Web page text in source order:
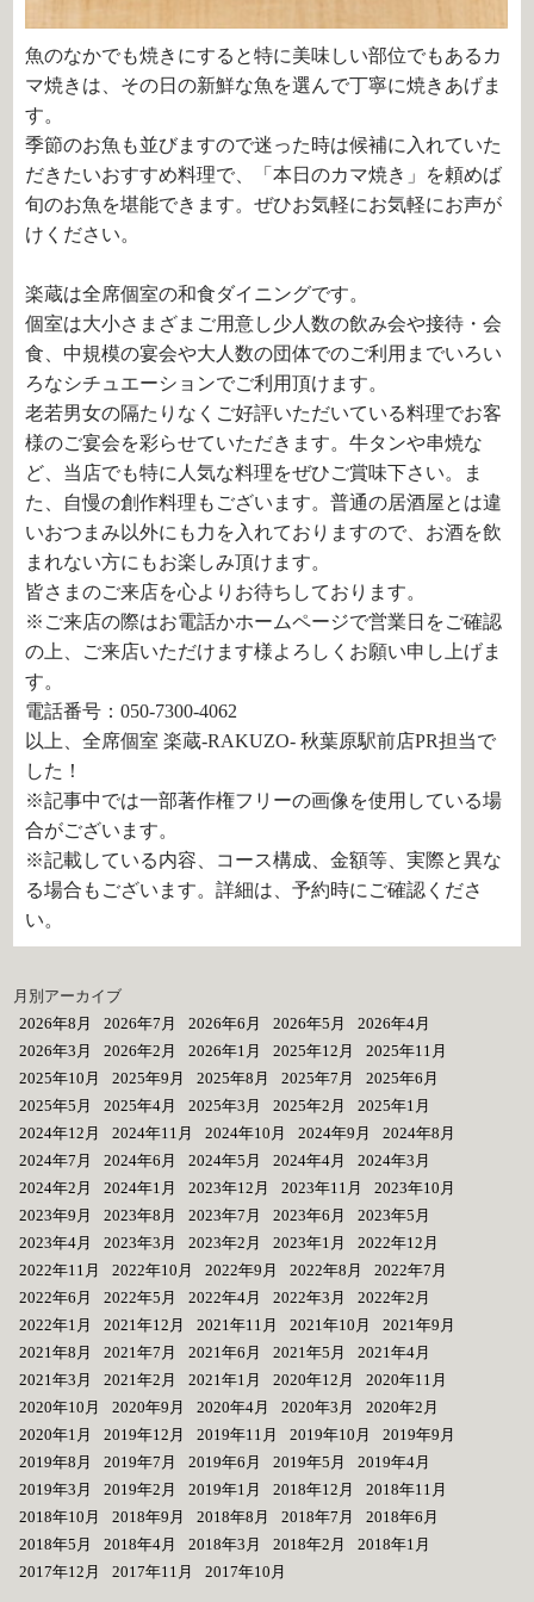
魚のなかでも焼きにすると特に美味しい部位でもあるカ
マ焼きは、その日の新鮮な魚を選んで丁寧に焼きあげま
す。
季節のお魚も並びますので迷った時は候補に入れていた
だきたいおすすめ料理で、「本日のカマ焼き」を頼めば
旬のお魚を堪能できます。ぜひお気軽にお気軽にお声が
けください。
楽蔵は全席個室の和食ダイニングです。
個室は大小さまざまご用意し少人数の飲み会や接待・会
食、中規模の宴会や大人数の団体でのご利用までいろい
ろなシチュエーションでご利用頂けます。
老若男女の隔たりなくご好評いただいている料理でお客
様のご宴会を彩らせていただきます。牛タンや串焼な
ど、当店でも特に人気な料理をぜひご賞味下さい。ま
た、自慢の創作料理もございます。普通の居酒屋とは違
いおつまみ以外にも力を入れておりますので、お酒を飲
まれない方にもお楽しみ頂けます。
皆さまのご来店を心よりお待ちしております。
※ご来店の際はお電話かホームページで営業日をご確認
の上、ご来店いただけます様よろしくお願い申し上げま
す。
電話番号：050-7300-4062
以上、全席個室 楽蔵‐RAKUZO‐ 秋葉原駅前店PR担当で
した！
※記事中では一部著作権フリーの画像を使用している場
合がございます。
※記載している内容、コース構成、金額等、実際と異な
る場合もございます。詳細は、予約時にご確認くださ
い。
月別アーカイブ
2026年8月
2026年7月 2026年6月 2026年5月
2026年4月
2026年3月
2026年2月 2026年1月 2025年12月
2025年11月
2025年10月
2025年9月 2025年8月 2025年7月
2025年6月
2025年5月
2025年4月 2025年3月 2025年2月
2025年1月
2024年12月
2024年11月 2024年10月 2024年9月
2024年8月
2024年7月
2024年6月 2024年5月 2024年4月
2024年3月
2024年2月
2024年1月 2023年12月 2023年11月
2023年10月
2023年9月
2023年8月 2023年7月 2023年6月
2023年5月
2023年4月
2023年3月 2023年2月 2023年1月
2022年12月
2022年11月
2022年10月 2022年9月 2022年8月
2022年7月
2022年6月
2022年5月 2022年4月 2022年3月
2022年2月
2022年1月
2021年12月 2021年11月 2021年10月
2021年9月
2021年8月
2021年7月 2021年6月 2021年5月
2021年4月
2021年3月
2021年2月 2021年1月 2020年12月
2020年11月
2020年10月
2020年9月 2020年4月 2020年3月
2020年2月
2020年1月
2019年12月 2019年11月 2019年10月
2019年9月
2019年8月
2019年7月 2019年6月 2019年5月
2019年4月
2019年3月
2019年2月 2019年1月 2018年12月
2018年11月
2018年10月
2018年9月 2018年8月 2018年7月
2018年6月
2018年5月
2018年4月 2018年3月 2018年2月
2018年1月
2017年12月
2017年11月 2017年10月